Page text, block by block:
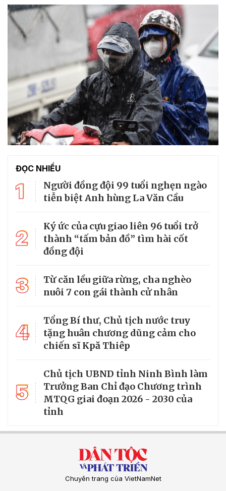
ĐỌC NHIỀU
1
Người đồng đội 99 tuổi nghẹn ngào
tiễn biệt Anh hùng La Văn Cầu
2
Ký ức của cựu giao liên 96 tuổi trở
thành “tấm bản đồ” tìm hài cốt
đồng đội
3
Từ căn lều giữa rừng, cha nghèo
nuôi 7 con gái thành cử nhân
4
Tổng Bí thư, Chủ tịch nước truy
tặng huân chương dũng cảm cho
chiến sĩ Kpă Thiêp
5
Chủ tịch UBND tỉnh Ninh Bình làm
Trưởng Ban Chỉ đạo Chương trình
MTQG giai đoạn 2026 - 2030 của
tỉnh
Chuyên trang của VietNamNet